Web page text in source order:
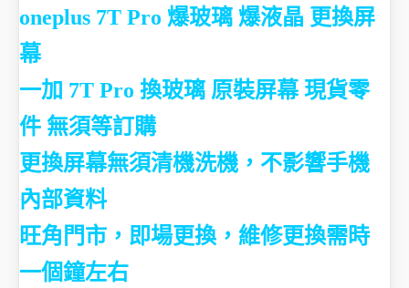
oneplus 7T Pro 爆玻璃 爆液晶 更換屏
幕
一加 7T Pro 換玻璃 原裝屏幕 現貨零
件 無須等訂購
更換屏幕無須清機洗機，不影響手機
內部資料
旺角門市，即場更換，維修更換需時
一個鐘左右